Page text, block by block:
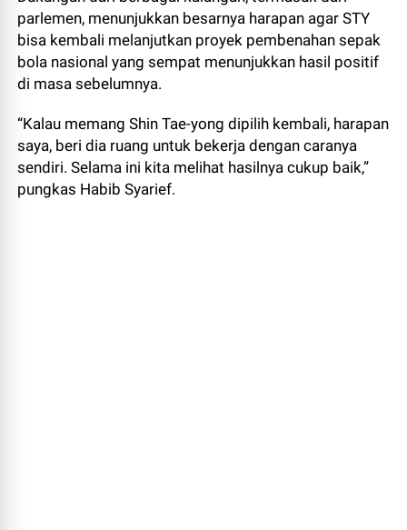
parlemen, menunjukkan besarnya harapan agar STY
bisa kembali melanjutkan proyek pembenahan sepak
bola nasional yang sempat menunjukkan hasil positif
di masa sebelumnya.
“Kalau memang Shin Tae-yong dipilih kembali, harapan
saya, beri dia ruang untuk bekerja dengan caranya
sendiri. Selama ini kita melihat hasilnya cukup baik,”
pungkas Habib Syarief.